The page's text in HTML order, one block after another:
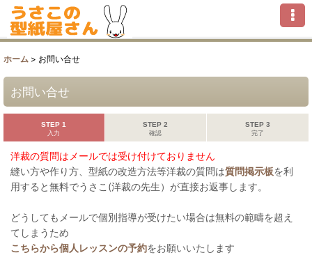
ホーム > お問い合せ
お問い合せ
STEP 1
入力
STEP 2
確認
STEP 3
完了
洋裁の質問はメールでは受け付けておりません
縫い方や作り方、型紙の改造方法等洋裁の質問は質問掲示板を利
用すると無料でうさこ(洋裁の先生）が直接お返事します。
どうしてもメールで個別指導が受けたい場合は無料の範疇を超え
てしまうため
こちらから個人レッスンの予約をお願いいたします